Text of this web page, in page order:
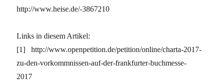
http://www.heise.de/-3867210
Links in diesem Artikel:
[1] http://www.openpetition.de/petition/online/charta-2017-
zu-den-vorkommnissen-auf-der-frankfurter-buchmesse-
2017